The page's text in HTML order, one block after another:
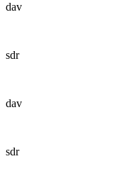
dav
sdr
dav
sdr